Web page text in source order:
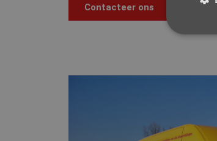
Contacteer ons